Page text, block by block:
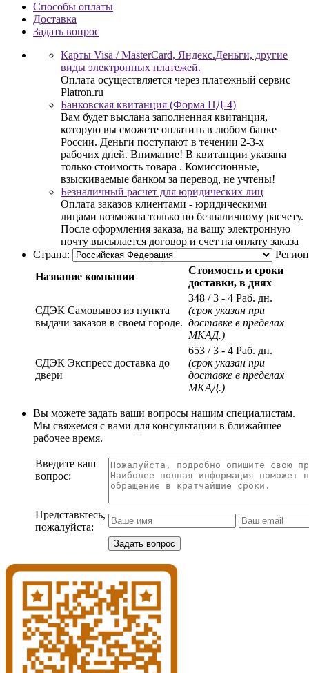
Способы оплаты
Доставка
Задать вопрос
Карты Visa / MasterCard, Яндекс.Деньги, другие
виды электронных платежей.
Оплата осуществляется через платежный сервис
Platron.ru
Банковская квитанция (Форма ПД-4)
Вам будет выслана заполненная квитанция,
которую вы сможете оплатить в любом банке
России. Деньги поступают в течении 2-3-х
рабочих дней. Внимание! В квитанции указана
только стоимость товара . Комиссионные,
взыскиваемые банком за перевод, не учтены!
Безналичный расчет для юридических лиц
Оплата заказов клиентами - юридическими
лицами возможна только по безналичному расчету.
После оформления заказа, на вашу электронную
почту высылается договор и счет на оплату заказа
Страна:
Название компании
Стоимость и сроки
доставки, в днях
СДЭК Самовывоз из пункта
выдачи заказов в своем городе.
348 / 3 - 4 Раб. дн.
(срок указан при
доставке в пределах
МКАД.)
СДЭК Экспресс доставка до
двери
653 / 3 - 4 Раб. дн.
(срок указан при
доставке в пределах
МКАД.)
Вы можете задать ваши вопросы нашим специалистам.
Мы свяжемся с вами для консультации в ближайшее
рабочее время.
Введите ваш
вопрос:
Представьтесь,
пожалуйста: